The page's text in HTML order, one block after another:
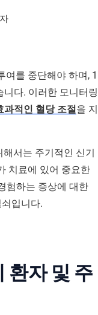
여를 중단해야 하며, 1
다. 이러한 모니터링
과적인 혈당 조절을 지
서는 주기적인 신기
치료에 있어 중요한
험하는 증상에 대한
입니다.
환자 및 주